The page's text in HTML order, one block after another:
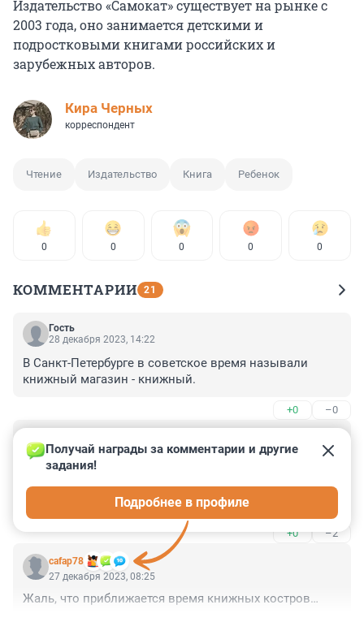
Издательство «Самокат» существует на рынке с
2003 года, оно занимается детскими и
подростковыми книгами российских и
зарубежных авторов.
Кира Черных
корреспондент
Чтение Издательство Книга Ребенок
0 0 0 0 0
КОММЕНТАРИИ 21
Гость
28 декабря 2023, 14:22
В Санкт-Петербурге в советское время называли
книжный магазин - книжный.
+0 –0
27 декабря 2023, 09:26
Кире Черных: я например не знаю что такое книжный.
Книжный магазин знаю, книжное издательство знаю,
но "выселении своего книжного ..." мне очень режет
ухо.
+0 –2
cafap78
Получай награды за комментарии и другие
задания!
Подробнее в профиле
27 декабря 2023, 08:25
Жаль, что приближается время книжных костров…